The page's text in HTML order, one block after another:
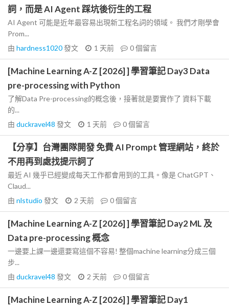
詞，而是 AI Agent 踩坑後衍生的工程
AI Agent 可能是近年最容易出現新工程名詞的領域。 我們才剛學會
Prom...
由 hardness1020發文 1 天前 0個留言
[Machine Learning A-Z [2026] ] 學習筆記 Day3 Data
pre-processing with Python
了解Data Pre-processing的概念後，接著就是要實作了 資料下載
的...
由 duckravel48 發文 1 天前 0個留言
【分享】台灣團隊開發 免費 AI Prompt 管理網站，終於
不用再到處找提示詞了
最近 AI 幾乎已經變成每天工作都會用到的工具。像是 ChatGPT、
Claud...
由 nlstudio 發文 2 天前 0個留言
[Machine Learning A-Z [2026] ] 學習筆記 Day2 ML 及
Data pre-processing 概念
一邊要上課一邊還要寫這個不容易! 整個machine learning分成三個
步...
由 duckravel48 發文 2 天前 0個留言
[Machine Learning A-Z [2026] ] 學習筆記 Day1